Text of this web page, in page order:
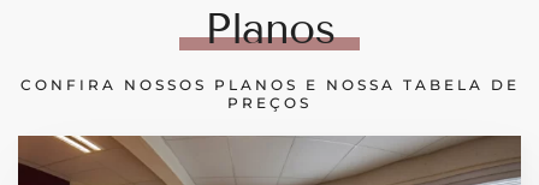
Planos
CONFIRA NOSSOS PLANOS E NOSSA TABELA DE
PREÇOS